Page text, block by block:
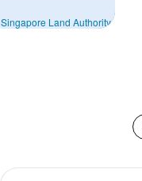
Singapore Land Authority